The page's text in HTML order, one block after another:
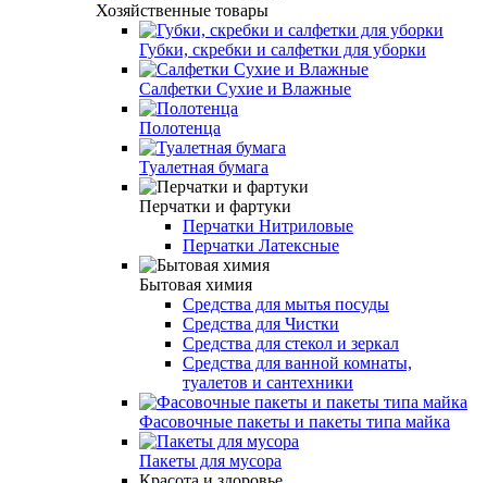
Хозяйственные товары
Губки, скребки и салфетки для уборки
Салфетки Сухие и Влажные
Полотенца
Туалетная бумага
Перчатки и фартуки
Перчатки Нитриловые
Перчатки Латексные
Бытовая химия
Средства для мытья посуды
Средства для Чистки
Средства для стекол и зеркал
Средства для ванной комнаты,
туалетов и сантехники
Фасовочные пакеты и пакеты типа майка
Пакеты для мусора